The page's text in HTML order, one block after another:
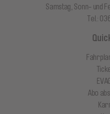
Samstag, Sonn- und
Tel.:
Abo